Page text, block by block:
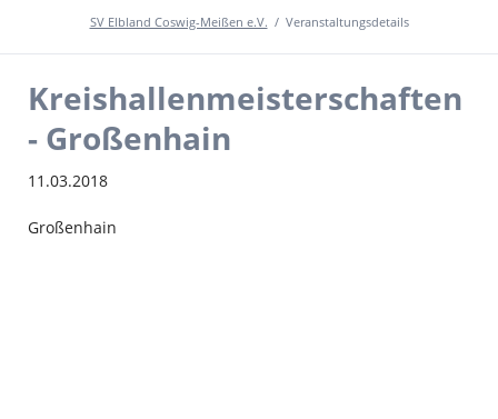
SV Elbland Coswig-Meißen e.V. Veranstaltungsdetails
Kreishallenmeisterschaften
- Großenhain
11.03.2018
Großenhain